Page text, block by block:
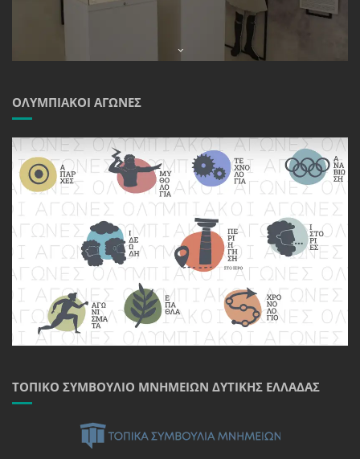
ΟΛΥΜΠΙΑΚΟΊ ΑΓΏΝΕΣ
ΤΟΠΙΚΌ ΣΥΜΒΟΎΛΙΟ ΜΝΗΜΕΊΩΝ ΔΥΤΙΚΉΣ ΕΛΛΆΔΑΣ